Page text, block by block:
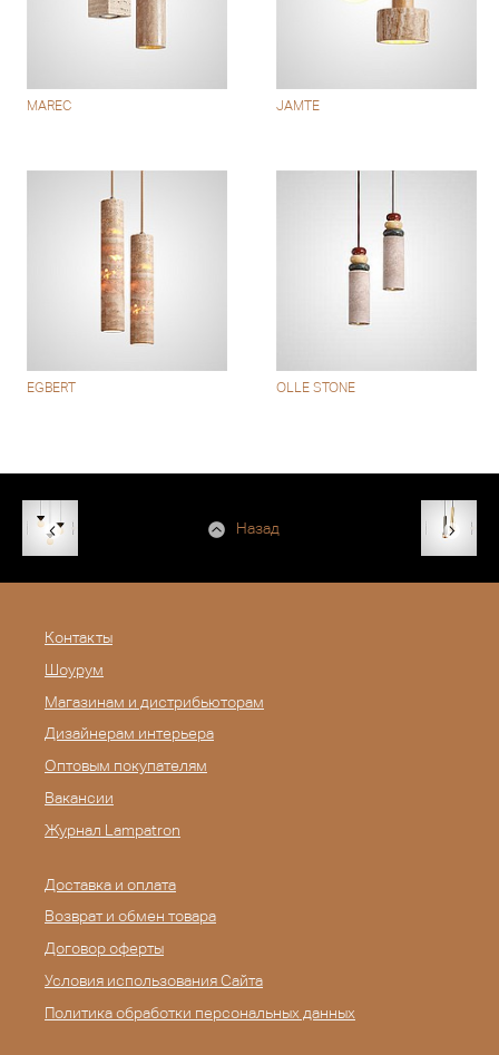
MAREC JAMTE
EGBERT OLLE STONE
Назад
Контакты
Шоурум
Магазинам и дистрибьюторам
Дизайнерам интерьера
Оптовым покупателям
Вакансии
Журнал Lampatron
Доставка и оплата
Возврат и обмен товара
Договор оферты
Условия использования Сайта
Политика обработки персональных данных